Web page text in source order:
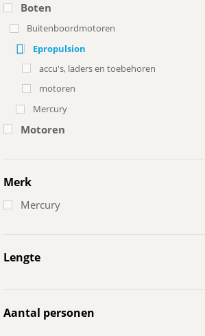
Boten
Buitenboordmotoren
Epropulsion
accu's, laders en toebehoren
motoren
Mercury
Motoren
Merk
Mercury
Lengte
Aantal personen